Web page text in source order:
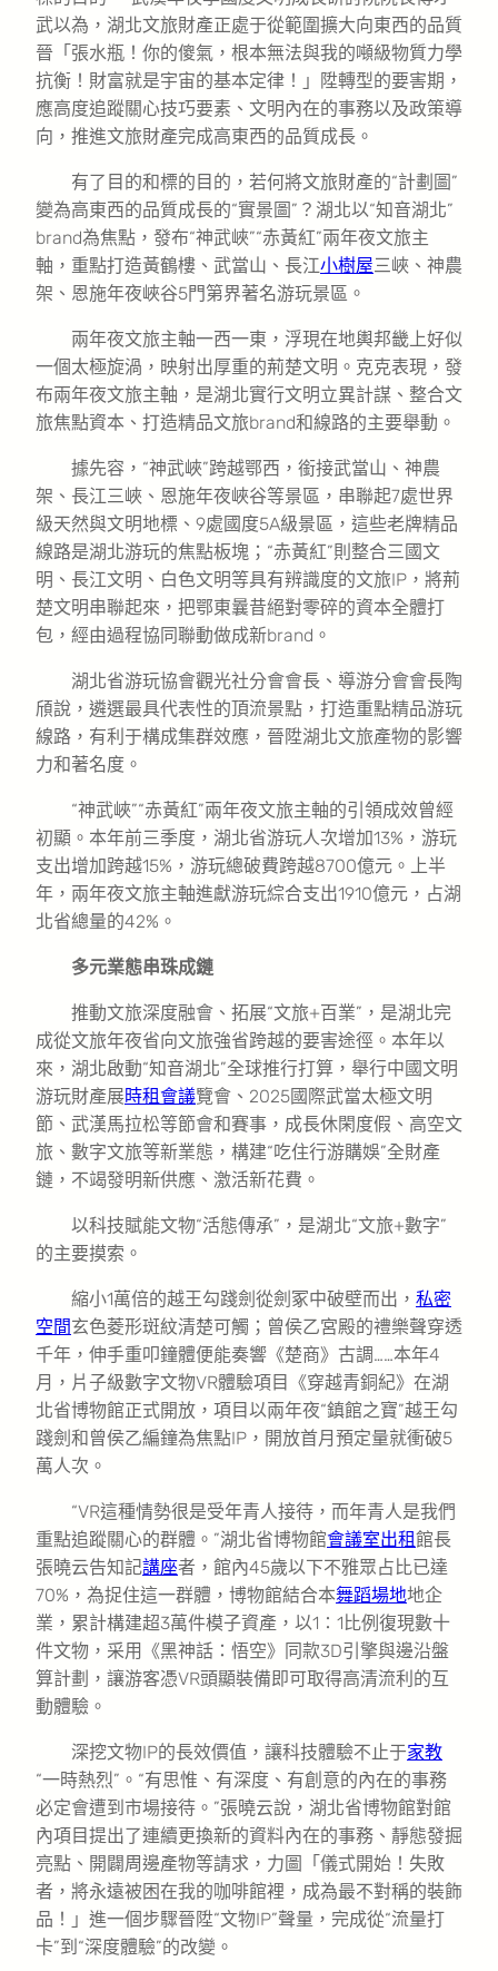
武以為，湖北文旅財產正處于從範圍擴大向東西的品質
晉「張水瓶！你的傻氣，根本無法與我的噸級物質力學
抗衡！財富就是宇宙的基本定律！」陞轉型的要害期，
應高度追蹤關心技巧要素、文明內在的事務以及政策導
向，推進文旅財產完成高東西的品質成長。
有了目的和標的目的，若何將文旅財產的“計劃圖”
變為高東西的品質成長的“實景圖”？湖北以“知音湖北”
brand為焦點，發布“神武峽”“赤黃紅”兩年夜文旅主
軸，重點打造黃鶴樓、武當山、長江小樹屋三峽、神農
架、恩施年夜峽谷5門第界著名游玩景區。
兩年夜文旅主軸一西一東，浮現在地輿邦畿上好似
一個太極旋渦，映射出厚重的荊楚文明。克克表現，發
布兩年夜文旅主軸，是湖北實行文明立異計謀、整合文
旅焦點資本、打造精品文旅brand和線路的主要舉動。
據先容，“神武峽”跨越鄂西，銜接武當山、神農
架、長江三峽、恩施年夜峽谷等景區，串聯起7處世界
級天然與文明地標、9處國度5A級景區，這些老牌精品
線路是湖北游玩的焦點板塊；“赤黃紅”則整合三國文
明、長江文明、白色文明等具有辨識度的文旅IP，將荊
楚文明串聯起來，把鄂東曩昔絕對零碎的資本全體打
包，經由過程協同聯動做成新brand。
湖北省游玩協會觀光社分會會長、導游分會會長陶
頎說，遴選最具代表性的頂流景點，打造重點精品游玩
線路，有利于構成集群效應，晉陞湖北文旅產物的影響
力和著名度。
“神武峽”“赤黃紅”兩年夜文旅主軸的引領成效曾經
初顯。本年前三季度，湖北省游玩人次增加13%，游玩
支出增加跨越15%，游玩總破費跨越8700億元。上半
年，兩年夜文旅主軸進獻游玩綜合支出1910億元，占湖
北省總量的42%。
多元業態串珠成鏈
推動文旅深度融會、拓展“文旅+百業”，是湖北完
成從文旅年夜省向文旅強省跨越的要害途徑。本年以
來，湖北啟動“知音湖北”全球推行打算，舉行中國文明
游玩財產展時租會議覽會、2025國際武當太極文明
節、武漢馬拉松等節會和賽事，成長休閑度假、高空文
旅、數字文旅等新業態，構建“吃住行游購娛”全財產
鏈，不竭發明新供應、激活新花費。
以科技賦能文物“活態傳承”，是湖北“文旅+數字”
的主要摸索。
縮小1萬倍的越王勾踐劍從劍冢中破壁而出， 私密
空間玄色菱形斑紋清楚可觸；曾侯乙宮殿的禮樂聲穿透
千年，伸手重叩鐘體便能奏響《楚商》古調……本年4
月，片子級數字文物VR體驗項目《穿越青銅紀》在湖
北省博物館正式開放，項目以兩年夜“鎮館之寶”越王勾
踐劍和曾侯乙編鐘為焦點IP，開放首月預定量就衝破5
萬人次。
“VR這種情勢很是受年青人接待，而年青人是我們
重點追蹤關心的群體。”湖北省博物館會議室出租館長
張曉云告知記講座者，館內45歲以下不雅眾占比已達
70%，為捉住這一群體，博物館結合本舞蹈場地地企
業，累計構建超3萬件模子資產，以1∶1比例復現數十
件文物，采用《黑神話：悟空》同款3D引擎與邊沿盤
算計劃，讓游客憑VR頭顯裝備即可取得高清流利的互
動體驗。
深挖文物IP的長效價值，讓科技體驗不止于家教
“一時熱烈”。“有思惟、有深度、有創意的內在的事務
必定會遭到市場接待。”張曉云說，湖北省博物館對館
內項目提出了連續更換新的資料內在的事務、靜態發掘
亮點、開闢周邊產物等請求，力圖「儀式開始！失敗
者，將永遠被困在我的咖啡館裡，成為最不對稱的裝飾
品！」進一個步驟晉陞“文物IP”聲量，完成從“流量打
卡”到“深度體驗”的改變。